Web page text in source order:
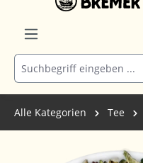
Alle Kategorien Tee
Bildergalerie überspringen